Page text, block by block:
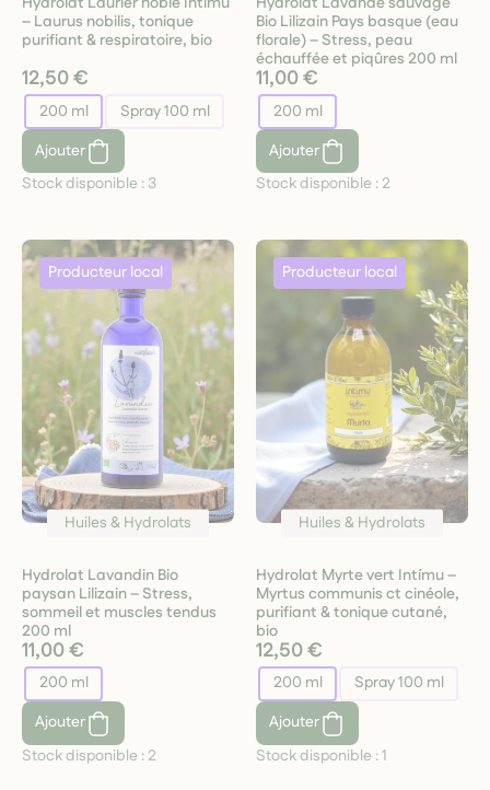
– Laurus nobilis, tonique
purifiant & respiratoire, bio
12,50 €
200 ml
Spray 100 ml
Ajouter
Stock disponible : 3
Bio Lilizain Pays basque (eau
florale) – Stress, peau
échauffée et piqûres 200 ml
11,00 €
200 ml
Ajouter
Stock disponible : 2
Huiles & Hydrolats
Hydrolat Lavandin Bio
paysan Lilizain – Stress,
sommeil et muscles tendus
200 ml
11,00 €
200 ml
Ajouter
Stock disponible : 2
Huiles & Hydrolats
Hydrolat Myrte vert Intímu –
Myrtus communis ct cinéole,
purifiant & tonique cutané,
bio
12,50 €
200 ml
Spray 100 ml
Ajouter
Stock disponible :1